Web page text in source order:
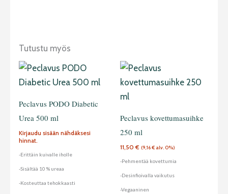
Tutustu myös
Peclavus PODO Diabetic
Urea 500 ml
Kirjaudu sisään nähdäksesi
hinnat.
-Erittäin kuivalle iholle
-Sisältää 10 % ureaa
-Kosteuttaa tehokkaasti
Peclavus kovettumasuihke
250 ml
11,50€ (9,16€ alv. 0%)
-Pehmentää kovettumia
-Desinfioivalla vaikutus
-Vegaaninen